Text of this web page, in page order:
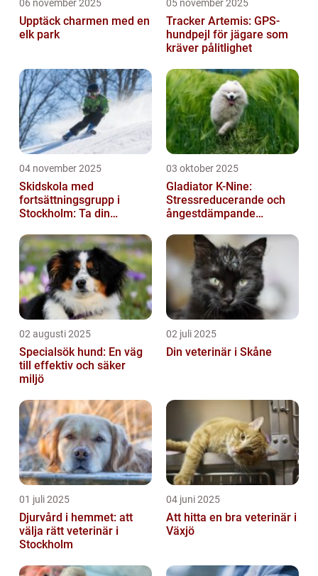
06 november 2025
Upptäck charmen med en
elk park
05 november 2025
Tracker Artemis: GPS-
hundpejl för jägare som
kräver pålitlighet
04 november 2025
Skidskola med
fortsättningsgrupp i
Stockholm: Ta din
03 oktober 2025
Gladiator K-Nine:
Stressreducerande och
ångestdämpande
02 augusti 2025
Specialsök hund: En väg
till effektiv och säker
miljö
02 juli 2025
Din veterinär i Skåne
01 juli 2025
Djurvård i hemmet: att
välja rätt veterinär i
Stockholm
04 juni 2025
Att hitta en bra veterinär i
Växjö